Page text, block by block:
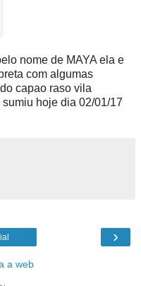
nome de MAYA ela e
com algumas
capao raso vila
hoje dia 02/01/17
›
a web